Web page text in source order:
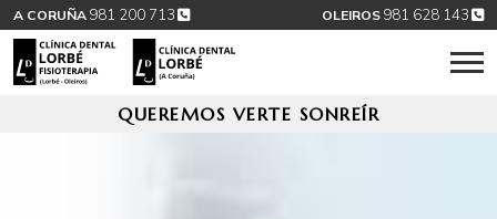
A CORUÑA 981 200 713 OLEIROS 981 628 143